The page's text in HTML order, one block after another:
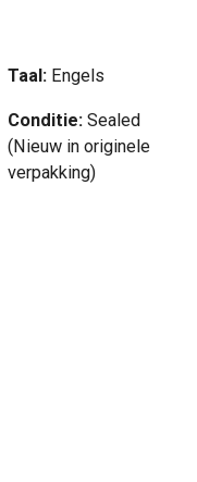
Taal:Engels
Conditie:Sealed
(Nieuw in originele
verpakking)